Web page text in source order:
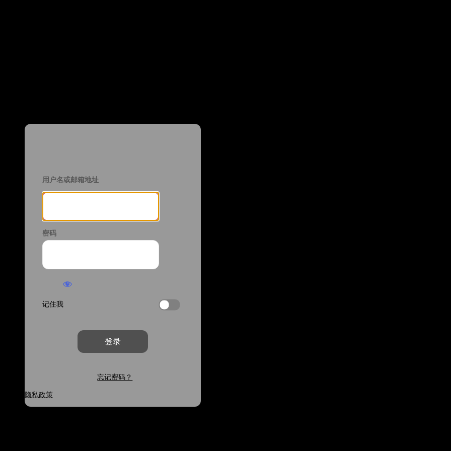
用户名或邮箱地址
密码
记住我
忘记密码？
隐私政策